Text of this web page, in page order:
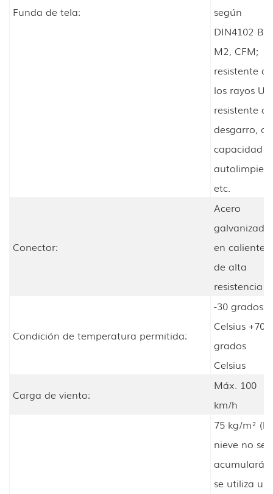
Funda de tela:
según
DIN4102 B1,
M2, CFM;
resistente a
los rayos
resistente al
desgarro,
capacidad
etc.
Conector:
Acero
galvanizado
en caliente
de alta
resistencia
Condición de temperatura permitida:
-30 grados
Celsius +70
grados
Celsius
Carga de viento:
Máx. 100
km/h
75 kg/m² (la
nieve no se
acumulará
se utiliza un